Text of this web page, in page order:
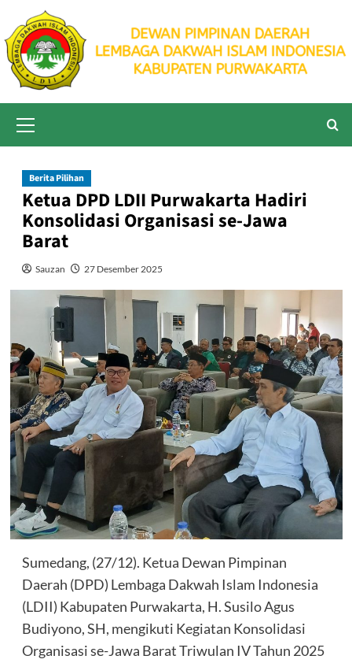
content
Menu
Berita Pilihan
Ketua DPD LDII Purwakarta Hadiri
Konsolidasi Organisasi se-Jawa
Barat
Sauzan 27 Desember 2025
Sumedang, (27/12). Ketua Dewan Pimpinan
Daerah (DPD) Lembaga Dakwah Islam Indonesia
(LDII) Kabupaten Purwakarta, H. Susilo Agus
Budiyono, SH, mengikuti Kegiatan Konsolidasi
Organisasi se-Jawa Barat Triwulan IV Tahun 2025